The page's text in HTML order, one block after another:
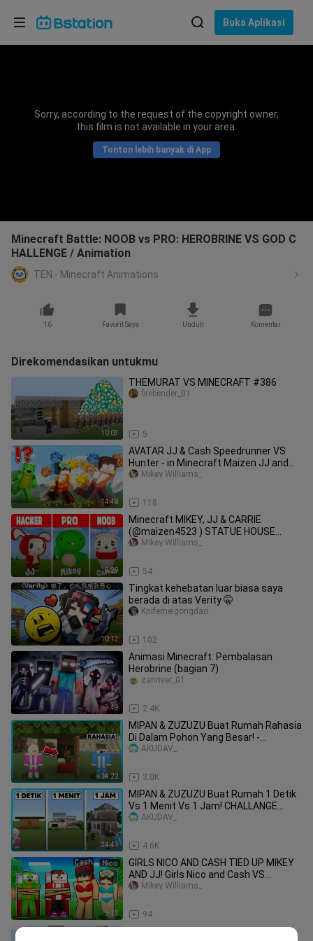
Buka Aplikasi
Sorry, according to the request of the copyright owner,
this film is not available in your area.
Tonton lebih banyak di App
Minecraft Battle: NOOB vs PRO: HEROBRINE VS GOD C
HALLENGE / Animation
TEN - Minecraft Animations
16 Favorit Saya Unduh Komentar
Direkomendasikan untukmu
10:03
THEMURAT VS MINECRAFT #386
5
firebender_01
14:48
AVATAR JJ & Cash Speedrunner VS
Hunter - in Minecraft Maizen JJ and
mikey (Nico & Cash Omz)
118
Mikey Williams_
8:29
Minecraft MIKEY, JJ & CARRIE
(@maizen4523 ) STATUE HOUSE
BUILD CHALLENGE - NOOB vs PRO vs
54
Mikey Williams_
10:13
Tingkat kehebatan luar biasa saya
berada di atas Verity 🤫
102
Knifemeigongdao
9:49
Animasi Minecraft: Pembalasan
Herobrine (bagian 7)
2.4K
zannver_01
24:22
MIPAN & ZUZUZU Buat Rumah Rahasia
Di Dalam Pohon Yang Besar! -
Minecraft Survival
3.0K
AKUDAV_
24:41
MIPAN & ZUZUZU Buat Rumah 1 Detik
Vs 1 Menit Vs 1 Jam! CHALLANGE
TERSERU! Di Minecraft
4.6K
AKUDAV_
9:13
GIRLS NICO AND CASH TIED UP MIKEY
AND JJ! Girls Nico and Cash VS
Security HOUSE in MINECRAFT!
94
Mikey Williams_
Pilih bahasa
Bahasa Indonesia